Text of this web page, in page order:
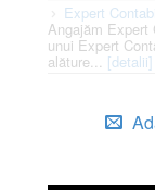
Expert
Angajăm Expert
unui Expert
alăture... [detalii]